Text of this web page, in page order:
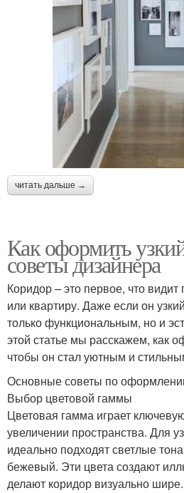
читать дальше →
Как оформить
советы дизайнера
Коридор – это первое, что
или квартиру. Даже если он
только функциональным, но и
этой статье мы расскажем, как
чтобы он стал уютным и
Основные советы по
Выбор цветовой гаммы
Цветовая гамма играет
увеличении пространства. Для
идеально подходят светлые
бежевый. Эти цвета создают
делают коридор визуально шире.